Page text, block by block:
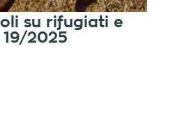
su rifugiati e
2025